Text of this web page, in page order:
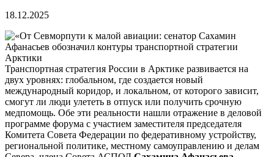
18.12.2025
Транспортная стратегия России в Арктике развивается на
двух уровнях: глобальном, где создается новый
международный коридор, и локальном, от которого зависит,
смогут ли люди улететь в отпуск или получить срочную
медпомощь. Обе эти реальности нашли отражение в деловой
программе форума с участием заместителя председателя
Комитета Совета Федерации по федеративному устройству,
региональной политике, местному самоуправлению и делам